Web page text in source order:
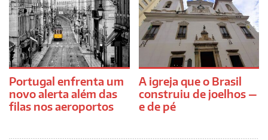
Portugal enfrenta um
novo alerta além das
filas nos aeroportos
A igreja que o Brasil
construiu de joelhos —
e de pé